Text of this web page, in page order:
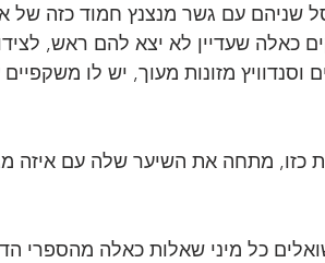
שניהם עם גשר מנצנץ חמוד כזה של
כאלה שעדיין לא יצא להם ראש,
מזונות מעוך, יש לו משקפיים
כזו, מתחה את השיער שלה עם איזה
כל מיני שאלות כאלה מהספרי